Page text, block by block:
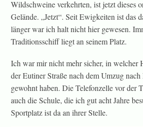
Wildschweine verkehrten, ist jetzt dieses
Gelände. „Jetzt“. Seit Ewigkeiten ist das
länger war ich halt nicht hier gewesen.
Traditionsschiff liegt an seinem Platz.
Ich war mir nicht mehr sicher, in welcher
der Eutiner Straße nach dem Umzug
gewohnt haben. Die Telefonzelle vor der
auch die Schule, die ich gut acht Jahre
Sportplatz ist da an ihrer Stelle.